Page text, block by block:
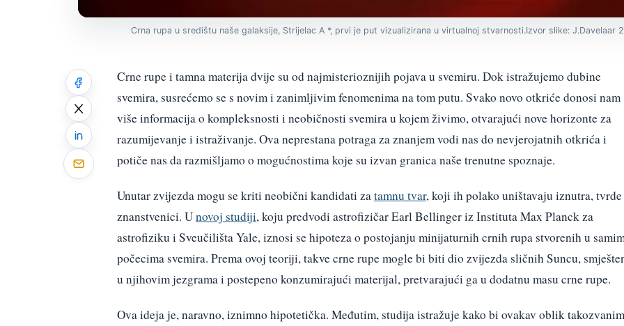
Crna rupa u središtu naše galaksije, Strijelac A *, prvi je put vizualizirana u virtualnoj stvarnosti.Izvor slike: J.Davelaar
Crne rupe i tamna materija dvije su od najmisterioznijih pojava u svemiru. Dok istražujemo dubine
svemira, susrećemo se s novim i zanimljivim fenomenima na tom putu. Svako novo otkriće donosi nam
više informacija o kompleksnosti i neobičnosti svemira u kojem živimo, otvarajući nove horizonte za
razumijevanje i istraživanje. Ova neprestana potraga za znanjem vodi nas do nevjerojatnih otkrića i
potiče nas da razmišljamo o mogućnostima koje su izvan granica naše trenutne spoznaje.
Unutar zvijezda mogu se kriti neobični kandidati zatamnu tvar, koji ih polako uništavaju iznutra, tvrde
znanstvenici. Unovoj studiji, koju predvodi astrofizičar Earl Bellinger iz Instituta Max Planck za
astrofiziku i Sveučilišta Yale, iznosi se hipoteza o postojanju minijaturnih crnih rupa stvorenih u
počecima svemira. Prema ovoj teoriji, takve crne rupe mogle bi biti dio zvijezda sličnih Suncu,
u njihovim jezgrama i postepeno konzumirajući materijal, pretvarajući ga u dodatnu masu crne rupe.
Ova ideja je, naravno, iznimno hipotetička. Međutim, studija istražuje kako bi ovakav oblik takozvanim